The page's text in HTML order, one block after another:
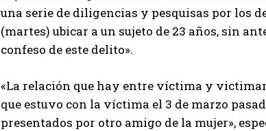
una serie de diligencias y pesquisas por los
(martes) ubicar a un sujeto de 23 años, sin
confeso de este delito».
«La relación que hay entre víctima y
que estuvo con la víctima el 3 de marzo
presentados por otro amigo de la mujer»,